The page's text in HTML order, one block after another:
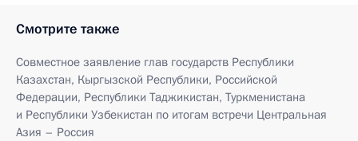
Смотрите также
Совместное заявление глав государств Республики
Казахстан, Кыргызской Республики, Российской
Федерации, Республики Таджикистан, Туркменистана
и Республики Узбекистан по итогам встречи Центральная
Азия – Россия